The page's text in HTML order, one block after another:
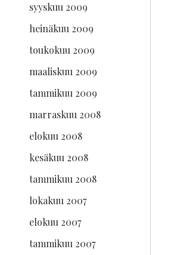
syyskuu 2009
heinäkuu 2009
toukokuu 2009
maaliskuu 2009
tammikuu 2009
marraskuu 2008
elokuu 2008
kesäkuu 2008
tammikuu 2008
lokakuu 2007
elokuu 2007
tammikuu 2007